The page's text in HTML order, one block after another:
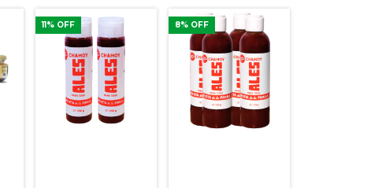
11% OFF 8% OFF